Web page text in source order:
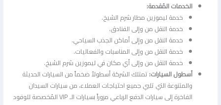
الخدمات المُقدمة:
خدمة ليموزين مطار شرم الشيخ.
خدمة النقل من وإلى الفنادق.
خدمة النقل من وإلى أماكن الجذب السياحي.
خدمة النقل من وإلى المناسبات والفعاليات.
خدمة النقل من وإلى أي مكان في ليموزين شرم الشيخ.
أسطول السيارات:تمتلك الشركة أسطولاً ضخماً من السيارات الحديثة
والمتنوعة التي تلبي جميع احتياجات العملاء، من سيارات السيدان
الفاخرة إلى سيارات الدفع الرباعي مروراً بسيارات الـ VIP المُخصصة للوفود